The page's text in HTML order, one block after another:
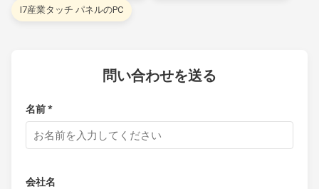
I7産業タッチ パネルのPC
問い合わせを送る
名前 *
会社名